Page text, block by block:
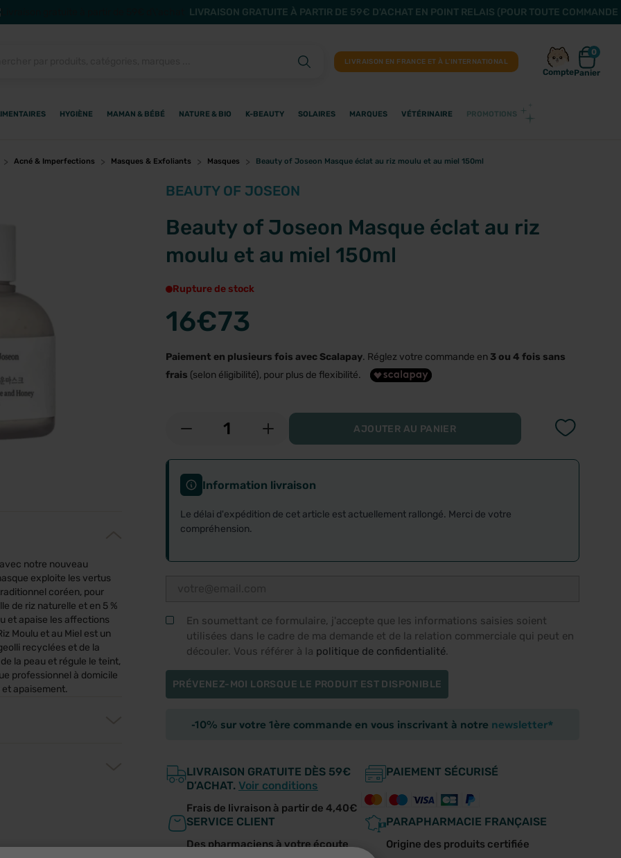
LIVRAISON GRATUITE À PARTIR DE 59€ D'ACHAT EN POINT RELAIS (POUR TOUTE
LIVRAISON EN FRANCE ET À L’INTERNATIONAL
Compte
0
Panier
HYGIÈNE MAMAN & BÉBÉ NATURE & BIO K-BEAUTY SOLAIRES MARQUES VÉTÉRINAIRE PROMOTIONS
Acné & Imperfections Masques & Exfoliants Masques Beauty of Joseon Masque éclat au riz moulu et au miel 150ml
BEAUTY OF JOSEON
Beauty of Joseon Masque éclat au riz
moulu et au miel 150ml
Rupture de stock
16€73
Paiement en plusieurs fois avec Scalapay. Réglez votre commande en 3 ou 4 fois sans
frais (selon éligibilité), pour plus de flexibilité.
- + AJOUTER AU PANIER
Information livraison
Le délai d'expédition de cet article est actuellement rallongé. Merci de votre
compréhension.
En soumettant ce formulaire, j'accepte que les informations saisies soient
utilisées dans le cadre de ma demande et de la relation commerciale qui peut en
découler. Vous référer à la politique de confidentialité.
PRÉVENEZ-MOI LORSQUE LE PRODUIT EST DISPONIBLE
-10% sur votre 1ère commande en vous inscrivant à notre newsletter*
LIVRAISON GRATUITE DÈS 59€
D’ACHAT. Voir conditions
Frais de livraison à partir de 4,40€
PAIEMENT SÉCURISÉ
SERVICE CLIENT
Des pharmaciens à votre écoute
PARAPHARMACIE FRANÇAISE
Origine des produits certifiée
notre nouveau
exploite les vertus
coréen, pour
de riz naturelle et en 5 %
et apaise les affections
Moulu et au Miel est un
recyclées et de la
la peau et régule le teint,
professionnel à domicile
apaisement.